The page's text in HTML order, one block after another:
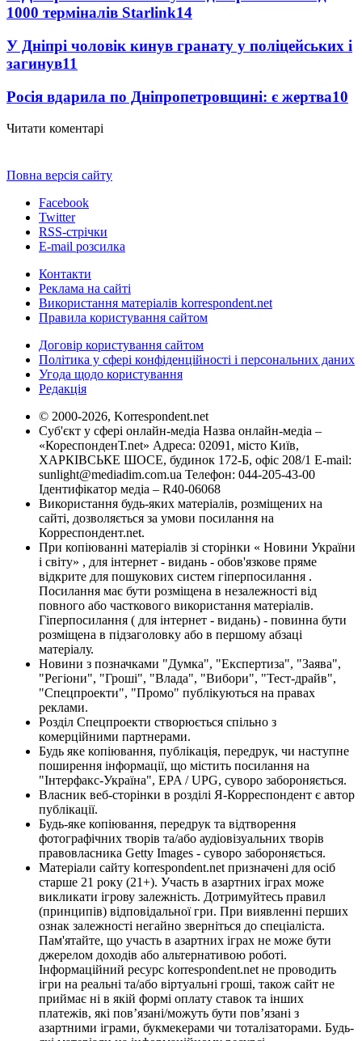
1000 терміналів Starlink14
У Дніпрі чоловік кинув гранату у поліцейських і
загинув11
Росія вдарила по Дніпропетровщині: є жертва10
Читати коментарі
Повна версія сайту
Facebook
Twitter
RSS-стрічки
E-mail розсилка
Контакти
Реклама на сайті
Використання матеріалів korrespondent.net
Правила користування сайтом
Договір користування сайтом
Політика у сфері конфіденційності і персональних даних
Угода щодо користування
Редакція
© 2000-2026, Korrespondent.net
Суб'єкт у сфері онлайн-медіа Назва онлайн-медіа –
«КореспонденТ.net» Адреса: 02091, місто Київ,
ХАРКІВСЬКЕ ШОСЕ, будинок 172-Б, офіс 208/1 E-mail:
sunlight@mediadim.com.ua Телефон: 044-205-43-00
Ідентифікатор медіа – R40-06068
Використання будь-яких матеріалів, розміщених на
сайті, дозволяється за умови посилання на
Корреспондент.net.
При копіюванні матеріалів зі сторінки « Новини України
і світу» , для інтернет - видань - обов'язкове пряме
відкрите для пошукових систем гіперпосилання .
Посилання має бути розміщена в незалежності від
повного або часткового використання матеріалів.
Гіперпосилання ( для інтернет - видань) - повинна бути
розміщена в підзаголовку або в першому абзаці
матеріалу.
Новини з позначками "Думка", "Експертиза", "Заява",
"Регіони", "Гроші", "Влада", "Вибори", "Тест-драйв",
"Спецпроекти", "Промо" публікуються на правах
реклами.
Розділ Спецпроекти створюється спільно з
комерційними партнерами.
Будь яке копіювання, публікація, передрук, чи наступне
поширення інформації, що містить посилання на
"Інтерфакс-Україна", EPA / UPG, суворо забороняється.
Власник веб-сторінки в розділі Я-Корреспондент є автор
публікації.
Будь-яке копіювання, передрук та відтворення
фотографічних творів та/або аудіовізуальних творів
правовласника Getty Images - суворо забороняється.
Матеріали сайту korrespondent.net призначені для осіб
старше 21 року (21+). Участь в азартних іграх може
викликати ігрову залежність. Дотримуйтесь правил
(принципів) відповідальної гри. При виявленні перших
ознак залежності негайно зверніться до спеціаліста.
Пам'ятайте, що участь в азартних іграх не може бути
джерелом доходів або альтернативою роботі.
Інформаційний ресурс korrespondent.net не проводить
ігри на реальні та/або віртуальні гроші, також сайт не
приймає ні в якій формі оплату ставок та інших
платежів, які пов’язані/можуть бути пов’язані з
азартними іграми, букмекерами чи тоталізаторами. Будь-